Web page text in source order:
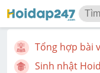
Tổng hợp bài
Sinh nhật